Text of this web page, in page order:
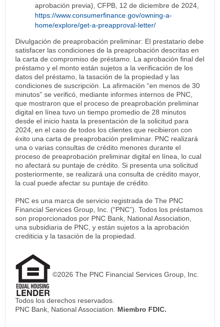
aprobación previa), CFPB, 12 de diciembre de 2024,
https://www.consumerfinance.gov/owning-a-
home/explore/get-a-preapproval-letter/
Divulgación de preaprobación preliminar: El prestatario debe
satisfacer las condiciones de la preaprobación descritas en
la carta de compromiso de préstamo. La aprobación final del
préstamo y el monto están sujetos a la verificación de los
datos del préstamo, la tasación de la propiedad y las
condiciones de suscripción. La afirmación “en menos de 30
minutos” se verificó, mediante informes internos de PNC,
que mostraron que el proceso de preaprobación preliminar
digital en línea tuvo un tiempo promedio de 28 minutos
desde el inicio hasta la presentación de la solicitud para
2024, en el caso de todos los clientes que recibieron con
éxito una carta de preaprobación preliminar. PNC realizará
una o varias consultas de crédito menores durante el
proceso de preaprobación preliminar digital en línea, lo cual
no afectará su puntaje de crédito. Si presenta una solicitud
posteriormente, se realizará una consulta de crédito mayor,
la cual puede afectar su puntaje de crédito.
PNC es una marca de servicio registrada de The PNC
Financial Services Group, Inc. (“PNC”). Todos los préstamos
son proporcionados por PNC Bank, National Association,
una subsidiaria de PNC, y están sujetos a la aprobación
crediticia y la tasación de la propiedad.
©2026 The PNC Financial Services Group, Inc.
Todos los derechos reservados.
PNC Bank, National Association. Miembro FDIC.